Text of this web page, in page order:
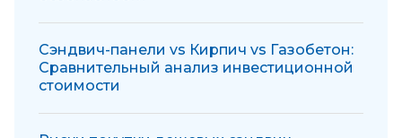
Сэндвич-панели vs Кирпич vs Газобетон:
Сравнительный анализ инвестиционной
стоимости